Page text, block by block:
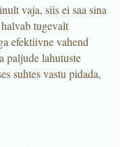
vaja, siis ei saa sina
tugevalt
efektiivne vahend
paljude lahutuste
suhtes vastu pidada,